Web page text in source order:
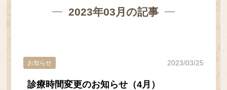
2023年03月の記事
診療時間変更のお知らせ（4月）
お知らせ 2023/03/25